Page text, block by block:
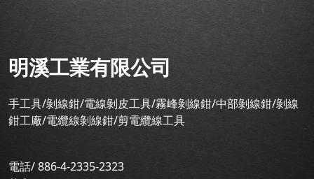
明溪工業有限公司
手工具/剝線鉗/電線剝皮工具/霧峰剝線鉗/中部剝線鉗/剝線
鉗工廠/電纜線剝線鉗/剪電纜線工具
電話/ 886-4-2335-2323